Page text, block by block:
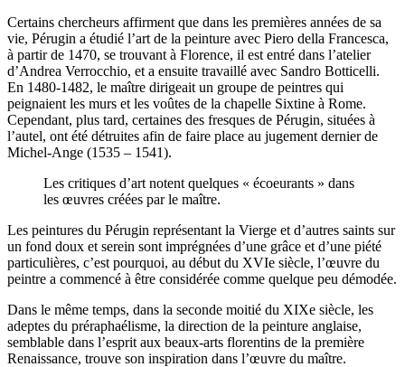
Certains chercheurs affirment que dans les premières années de sa
vie, Pérugin a étudié l’art de la peinture avec Piero della Francesca,
à partir de 1470, se trouvant à Florence, il est entré dans l’atelier
d’Andrea Verrocchio, et a ensuite travaillé avec Sandro Botticelli.
En 1480-1482, le maître dirigeait un groupe de peintres qui
peignaient les murs et les voûtes de la chapelle Sixtine à Rome.
Cependant, plus tard, certaines des fresques de Pérugin, situées à
l’autel, ont été détruites afin de faire place au jugement dernier de
Michel-Ange (1535 – 1541).
Les critiques d’art notent quelques « écoeurants » dans
les œuvres créées par le maître.
Les peintures du Pérugin représentant la Vierge et d’autres saints sur
un fond doux et serein sont imprégnées d’une grâce et d’une piété
particulières, c’est pourquoi, au début du XVIe siècle, l’œuvre du
peintre a commencé à être considérée comme quelque peu démodée.
Dans le même temps, dans la seconde moitié du XIXe siècle, les
adeptes du préraphaélisme, la direction de la peinture anglaise,
semblable dans l’esprit aux beaux-arts florentins de la première
Renaissance, trouve son inspiration dans l’œuvre du maître.